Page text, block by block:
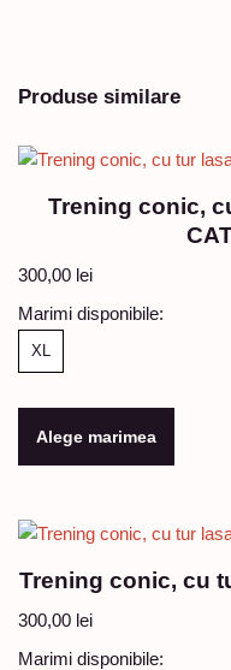
Produse similare
Trening conic,
300,00 lei
Marimi disponibile:
XL
Alege marimea
Trening conic, cu
300,00 lei
Marimi disponibile: